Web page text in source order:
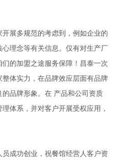
展多规范的考虑到，例如企业的
理念等有关信息。仅有对生产厂
的加盟之途服务保障！昌泰一次
体实力，在品牌效应层面有品牌
品牌形象。在 产品和公司资质
体系，并对客户开展受权应用，
成功创业，祝餐馆经营人客户资